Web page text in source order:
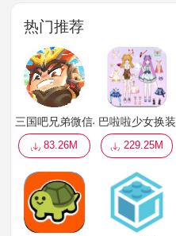
热门推荐
三国吧兄弟微信小游戏
83.26M
巴啦啦少女换装
229.25M